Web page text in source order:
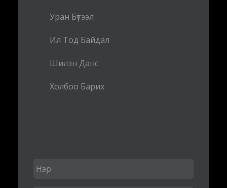
Уран Бүтээл
Ил Тод Байдал
Шилэн Данс
Холбоо Барих